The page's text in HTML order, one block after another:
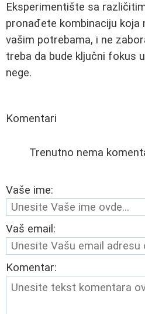
Eksperimentište sa
pronađete kombinaciju koja
vašim potrebama, i ne
treba da bude ključni fokus
nege.
Komentari
Trenutno nema
Vaše ime:
Vaš email:
Komentar: